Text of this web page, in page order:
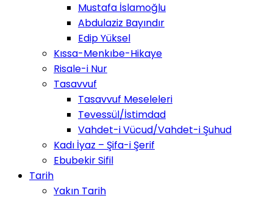
Mustafa İslamoğlu
Abdulaziz Bayındır
Edip Yüksel
Kıssa-Menkıbe-Hikaye
Risale-i Nur
Tasavvuf
Tasavvuf Meseleleri
Tevessül/İstimdad
Vahdet-i Vücud/Vahdet-i Şuhud
Kadı İyaz – Şifa-i Şerif
Ebubekir Sifil
Tarih
Yakın Tarih